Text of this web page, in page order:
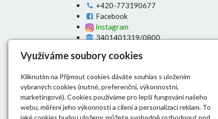
+420-773190677
Facebook
Instagram
3401401319/0800
Úvod
O nás
Výsadba živých plotů
Doprava
Dokumenty
Kontakt
Využíváme soubory cookies
Kliknutím na Přijmout cookies dáváte souhlas s uložením
vybraných cookies (nutné, preferenční, výkonnostní,
marketingové). Cookies používáme pro lepší fungování našeho
webu, měření jeho výkonnosti a cílení a personalizaci reklam. To
jaké cookies budou uloženy, můžete svobodně rozhodnout pod